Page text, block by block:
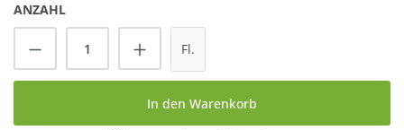
ANZAHL
Produkt Anzahl: Gib den gewünschten
Fl.
In den Warenkorb